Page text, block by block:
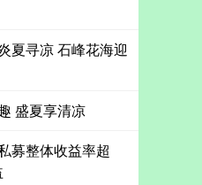
夏寻凉 石峰花海迎
盛夏享清凉
募整体收益率超